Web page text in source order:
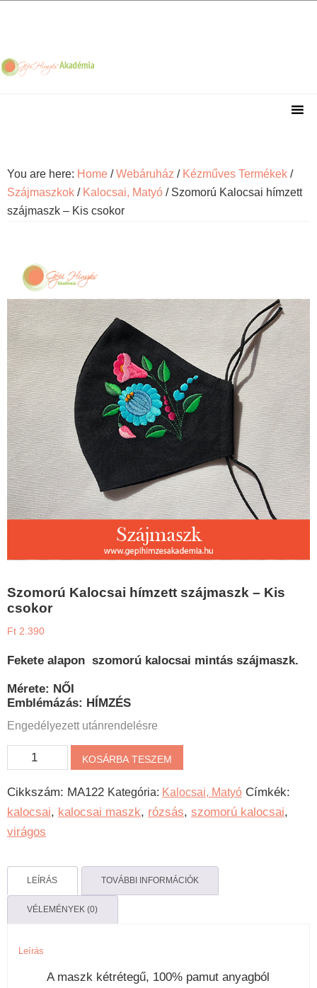
navigation
content
sidebar
You are here: Home / Webáruház / Kézműves Termékek /
Szájmaszkok / Kalocsai, Matyó / Szomorú Kalocsai hímzett
szájmaszk – Kis csokor
Szomorú Kalocsai hímzett szájmaszk – Kis
csokor
Ft 2.390
Fekete alapon szomorú kalocsai mintás szájmaszk.
Mérete: NŐI
Emblémázás: HÍMZÉS
Engedélyezett utánrendelésre
Szomorú
Kalocsai
hímzett
szájmaszk
-
csokor
mennyiség
KOSÁRBA TESZEM
Cikkszám: MA122 Kategória: Kalocsai, Matyó Címkék:
kalocsai, kalocsai maszk, rózsás, szomorú kalocsai,
virágos
LEÍRÁS TOVÁBBI INFORMÁCIÓK
VÉLEMÉNYEK (0)
Leírás
A maszk kétrétegű, 100% pamut anyagból